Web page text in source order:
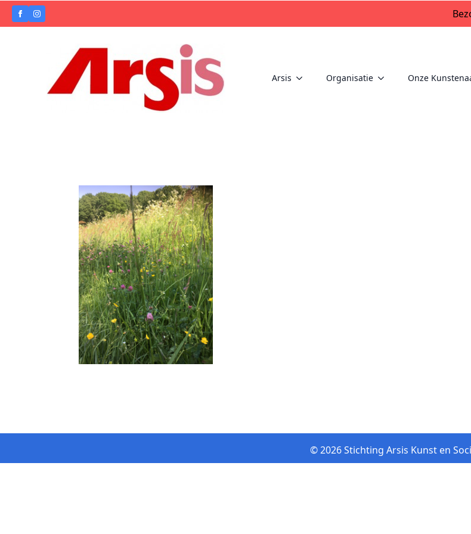
Arsis Organisatie Onze
© 2026 Stichting Arsis Kunst en